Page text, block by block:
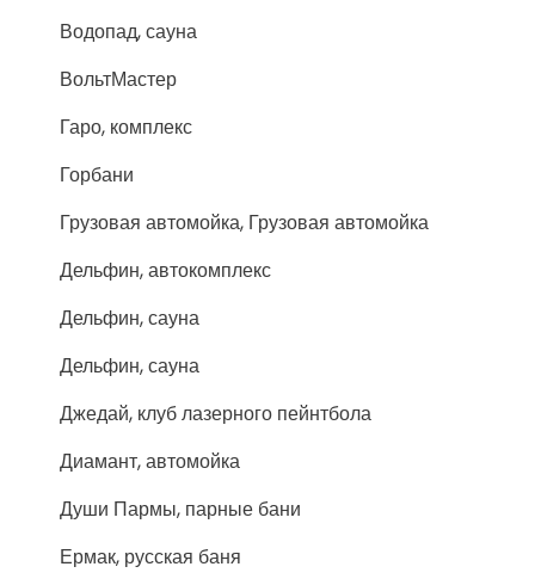
Водопад, сауна
ВольтМастер
Гаро, комплекс
Горбани
Грузовая автомойка, Грузовая автомойка
Дельфин, автокомплекс
Дельфин, сауна
Дельфин, сауна
Джедай, клуб лазерного пейнтбола
Диамант, автомойка
Души Пармы, парные бани
Ермак, русская баня